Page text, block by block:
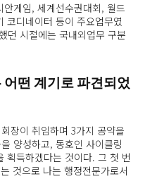
게임, 세계선수권대회, 월드
코디네이터 등이 주요업무였
던 시절에는 국내외업무 구분
떤 계기로 파견되었
장이 취임하며 3가지 공약을
양성하고, 동호인 사이클링
획득하겠다는 것이다. 그 첫 번
것으로 나는 행정전문가로서